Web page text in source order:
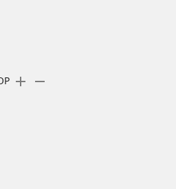
add remove